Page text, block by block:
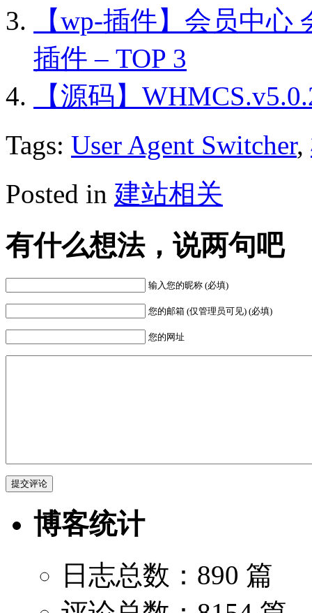
【wp-插件】会员中
插件 – TOP 3
【源码】
Tags: User Agent Switcher,
Posted in 建站相关
有什么想法，说两句吧
输入您的昵称 (必填)
您的邮箱 (仅管理员可见) (必填)
您的网址
博客统计
日志总数：890 篇